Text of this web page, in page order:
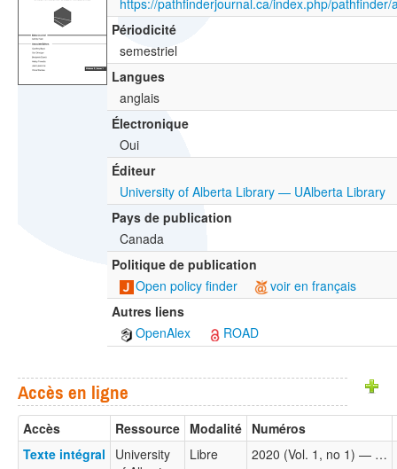
https://pathfinderjournal.ca/index.php/pathfinder/
Périodicité
semestriel
Langues
anglais
Électronique
Oui
Éditeur
University of Alberta Library — UAlberta Library
Pays de publication
Canada
Politique de publication
Open policy finder
voir en français
Autres liens
OpenAlex
ROAD
Accès en ligne
Accès Ressource Modalité Numéros
Texte intégral
University
Libre 2020 (Vol. 1, no 1) — …